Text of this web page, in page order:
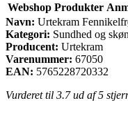
Webshop Produkter
Navn: Urtekram
Kategori: Sundhed og
Producent: Urtekram
Varenummer: 67050
EAN: 5765228720332
Vurderet til 3.7ud af 5